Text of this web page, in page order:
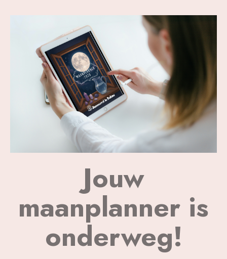
Jouw
maanplanner is
onderweg!